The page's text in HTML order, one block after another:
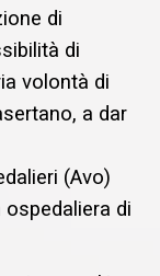
di
di
volontà di
a dar
(Avo)
ospedaliera di